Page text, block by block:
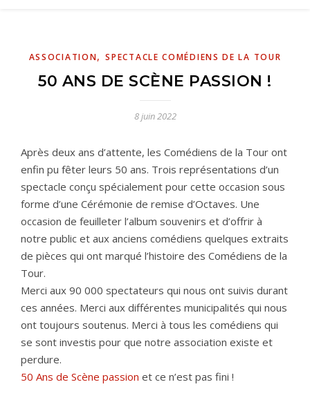
ASSOCIATION,SPECTACLE COMÉDIENS DE LA TOUR
50 ANS DE SCÈNE PASSION !
8 juin 2022
Après deux ans d’attente, les Comédiens de la Tour ont
enfin pu fêter leurs 50 ans. Trois représentations d’un
spectacle conçu spécialement pour cette occasion sous
forme d’une Cérémonie de remise d’Octaves. Une
occasion de feuilleter l’album souvenirs et d’offrir à
notre public et aux anciens comédiens quelques extraits
de pièces qui ont marqué l’histoire des Comédiens de la
Tour.
Merci aux 90 000 spectateurs qui nous ont suivis durant
ces années. Merci aux différentes municipalités qui nous
ont toujours soutenus. Merci à tous les comédiens qui
se sont investis pour que notre association existe et
perdure.
50 Ans de Scène passion et ce n’est pas fini !